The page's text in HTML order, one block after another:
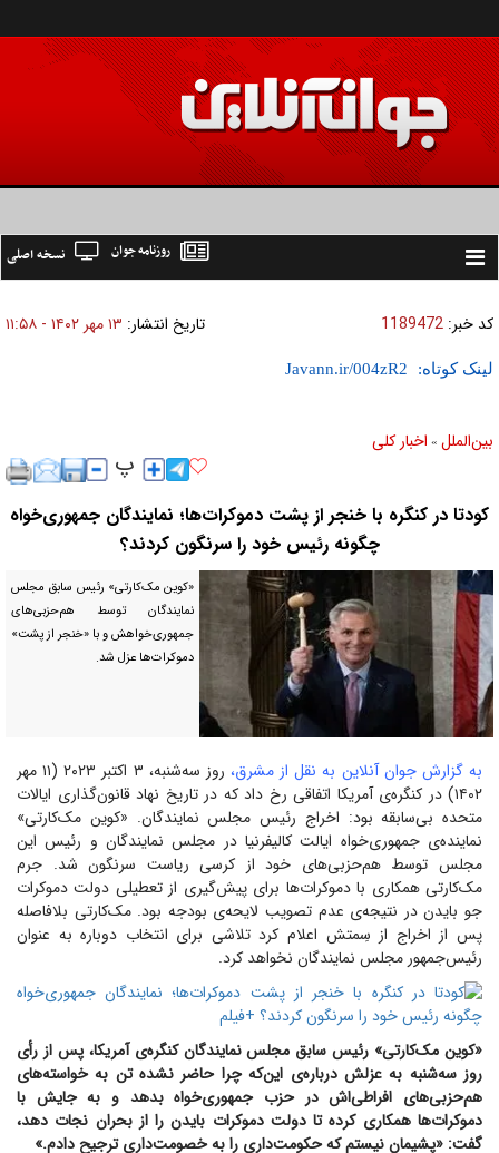
Toggle
نسخه اصلی روزنامه جوان
کد خبر: 1189472 تاریخ انتشار: ۱۳ مهر ۱۴۰۲ - ۱۱:۵۸
لینک کوتاه:
بين‌الملل » اخبار كلی
کودتا در کنگره با خنجر از پشت دموکرات‌ها؛ نمایندگان جمهوری‌خواه
چگونه رئیس خود را سرنگون کردند؟
«کوین مک‌کارتی» رئیس سابق مجلس
نمایندگان توسط هم‌حزبی‌های
جمهوری‌خواهش و با «خنجر از پشت»
دموکرات‌ها عزل شد.
به گزارش جوان آنلاین به نقل از مشرق،
روز سه‌شنبه، ۳ اکتبر ۲۰۲۳ (۱۱ مهر
۱۴۰۲) در کنگره‌ی آمریکا اتفاقی رخ داد که در تاریخ نهاد قانون‌گذاری ایالات
متحده بی‌سابقه بود: اخراج رئیس مجلس نمایندگان. «کوین مک‌کارتی»
نماینده‌ی جمهوری‌خواه ایالت کالیفرنیا در مجلس نمایندگان و رئیس این
مجلس توسط هم‌حزبی‌های خود از کرسی ریاست سرنگون شد. جرم
مک‌کارتی همکاری با دموکرات‌ها برای پیش‌گیری از تعطیلی دولت دموکرات
جو بایدن در نتیجه‌ی عدم تصویب لایحه‌ی بودجه بود. مک‌کارتی بلافاصله
پس از اخراج از سِمتش اعلام کرد تلاشی برای انتخاب دوباره به عنوان
رئیس‌جمهور مجلس نمایندگان نخواهد کرد.
«کوین مک‌کارتی» رئیس سابق مجلس نمایندگان کنگره‌ی آمریکا، پس از رأی
روز سه‌شنبه به عزلش درباره‌ی این‌که چرا حاضر نشده تن به خواسته‌های
هم‌حزبی‌های افراطی‌اش در حزب جمهوری‌خواه بدهد و به جایش با
دموکرات‌ها همکاری کرده تا دولت دموکرات بایدن را از بحران نجات دهد،
گفت: «پشیمان نیستم که حکومت‌داری را به خصومت‌داری ترجیح دادم.»